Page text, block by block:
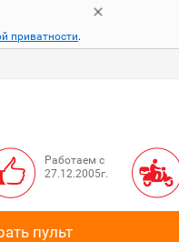
приватности.
Работаем с
27.12.2005г.
пульт